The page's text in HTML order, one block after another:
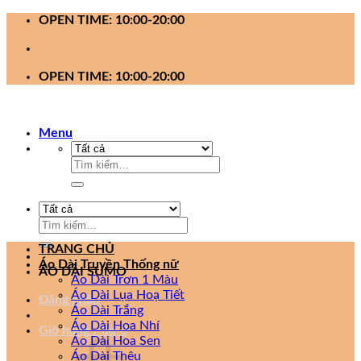
OPEN TIME: 10:00-20:00
OPEN TIME: 10:00-20:00
Menu
Tìm
Tìm
ÁO DÀI SUMO
Đăng nhập
Giỏ hàng /0₫ 0
TRANG CHỦ
Áo Dài Truyền Thống nữ
Áo Dài Trơn 1 Màu
Áo Dài Lụa Hoạ Tiết
Áo Dài Trắng
Áo Dài Hoa Nhí
Áo Dài Hoa Sen
Áo Dài Thêu